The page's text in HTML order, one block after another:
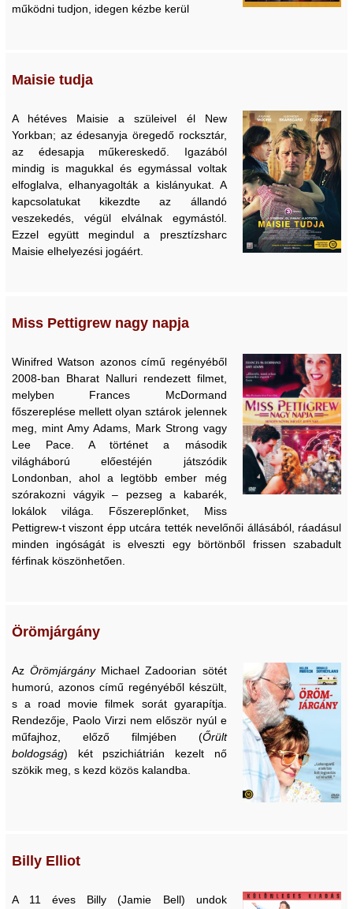
működni tudjon, idegen kézbe kerül
Maisie tudja
A hétéves Maisie a szüleivel él New
Yorkban; az édesanyja öregedő rocksztár,
az édesapja műkereskedő. Igazából
mindig is magukkal és egymással voltak
elfoglalva, elhanyagolták a kislányukat. A
kapcsolatukat kikezdte az állandó
veszekedés, végül elválnak egymástól.
Ezzel együtt megindul a presztízsharc
Maisie elhelyezési jogáért.
Miss Pettigrew nagy napja
Winifred Watson azonos című regényéből
2008-ban Bharat Nalluri rendezett filmet,
melyben Frances McDormand
főszereplése mellett olyan sztárok jelennek
meg, mint Amy Adams, Mark Strong vagy
Lee Pace. A történet a második
világháború előestéjén játszódik
Londonban, ahol a legtöbb ember még
szórakozni vágyik – pezseg a kabarék,
lokálok világa. Főszereplőnket, Miss
Pettigrew-t viszont épp utcára tették nevelőnői állásából, ráadásul
minden ingóságát is elveszti egy börtönből frissen szabadult
férfinak köszönhetően.
Örömjárgány
AzÖrömjárgányMichael Zadoorian sötét
humorú, azonos című regényéből készült,
s a road movie filmek sorát gyarapítja.
Rendezője, Paolo Virzi nem először nyúl e
műfajhoz, előző filmjében (Őrült
boldogság) két pszichiátrián kezelt nő
szökik meg, s kezd közös kalandba.
Billy Elliot
A 11 éves Billy (Jamie Bell) undok